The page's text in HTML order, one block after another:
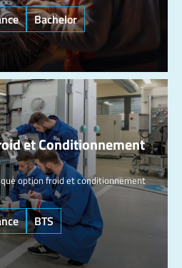
Bachelor
et Conditionnement
option froid et conditionnement
BTS